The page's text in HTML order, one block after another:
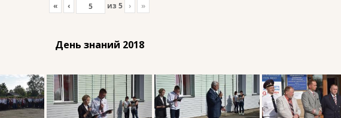
« ‹ из 5 › »
День знаний 2018